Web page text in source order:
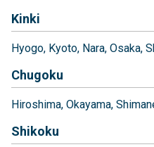
Kinki
Hyogo Kyoto Nara Osaka
Chugoku
Hiroshima Okayama
Shikoku